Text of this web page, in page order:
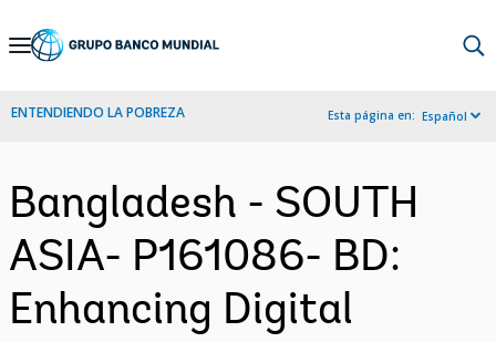
Skip
Navigation
ENTENDIENDO LA POBREZA Esta página en: Español
Bangladesh - SOUTH
ASIA- P161086- BD:
Enhancing Digital